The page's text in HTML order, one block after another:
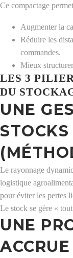
Ce compactage
Augmenter la
Réduire les
commandes.
Mieux
LES 3
DU
UNE
Le rayonnage
logistique
pour éviter les pertes
Le stock se gère «
UNE